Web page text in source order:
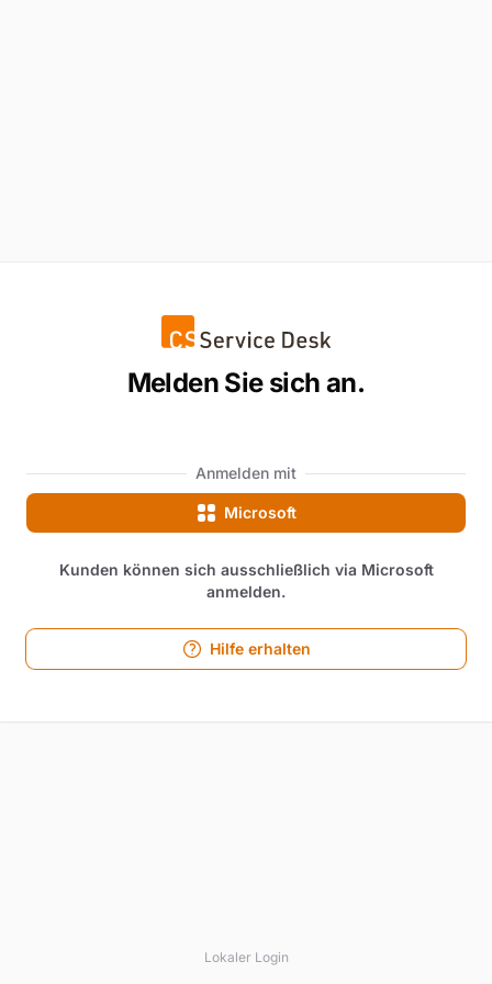
Melden Sie sich an.
Lokaler Login
Anmelden mit
Microsoft
Kunden können sich ausschließlich via Microsoft
anmelden.
Hilfe erhalten